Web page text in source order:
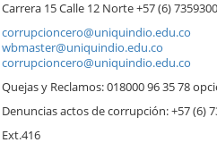
Carrera 15 Calle 12 Norte +57 (6)
corrupcioncero@uniquindio.edu.co
wbmaster@uniquindio.edu.co
corrupcioncero@uniquindio.edu.co
Quejas y Reclamos: 018000 96 35 78
Denuncias actos de corrupción: +57 (6)
Ext.416